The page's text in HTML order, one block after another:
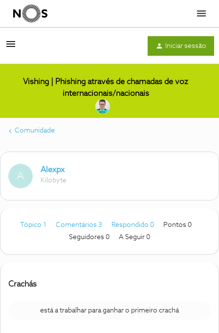
Menu
Iniciar sessão
Vishing | Phishing através de chamadas de voz
internacionais/nacionais
Comunidade
A
Alexpx
Kilobyte
Tópico 1 Comentários 3 Respondido 0
Pontos 0
Seguidores 0 A Seguir 0
Crachás
está a trabalhar para ganhar o primeiro crachá